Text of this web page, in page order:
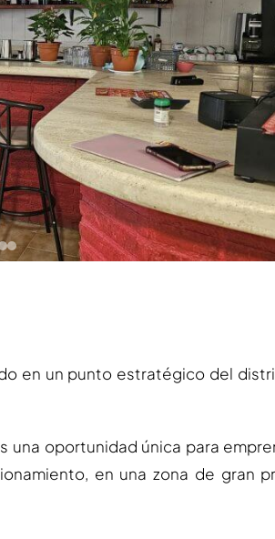
en un punto estratégico del
una oportunidad única para
en una zona de gran